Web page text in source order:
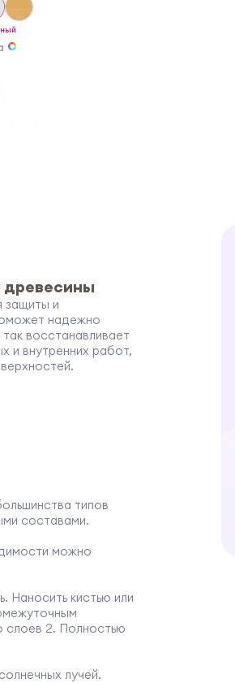
древесины
защиты и
надежно
восстанавливает
и внутренних работ,
типов
составами.
можно
Наносить кистью или
слоев 2. Полностью
лучей.